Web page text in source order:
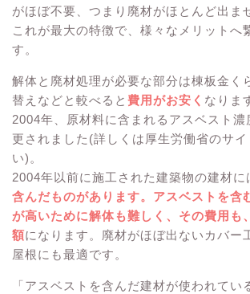
がほぼ不要、つまり廃材がほとんど出ま
これが最大の特徴で、様々なメリットへ
す。
解体と廃材処理が必要な部分は棟板金く
替えなどと較べると 費用がお安く なりま
2004年、原材料に含まれるアスベスト濃
更されました(詳しくは厚生労働省のサイ
い)。
2004年以前に施工された建築物の建材に
含んだものがあります。アスベストを含
が高いために解体も難しく、その費用も
額になります。廃材がほぼ出ないカバー
屋根にも最適です。
「アスベストを含んだ建材が使われてい